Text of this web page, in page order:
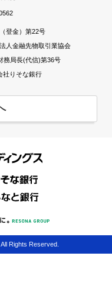
登金）第22号
人金融先物取引業協会
局長(代信)第36号
社りそな銀行
Rights Reserved.